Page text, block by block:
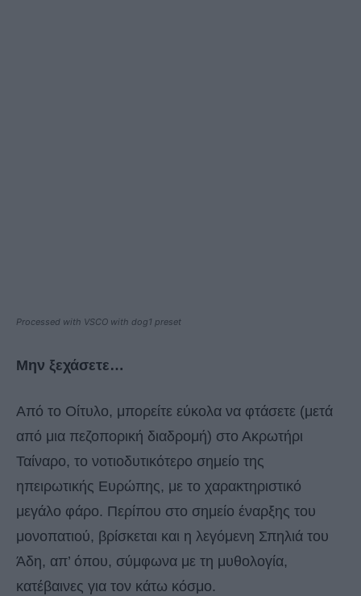
Processed with VSCO with dog1 preset
Μην ξεχάσετε…
Από το Οίτυλο, μπορείτε εύκολα να φτάσετε (μετά
από μια πεζοπορική διαδρομή) στο Ακρωτήρι
Ταίναρο, το νοτιοδυτικότερο σημείο της
ηπειρωτικής Ευρώπης, με το χαρακτηριστικό
μεγάλο φάρο. Περίπου στο σημείο έναρξης του
μονοπατιού, βρίσκεται και η λεγόμενη Σπηλιά του
Άδη, απ’ όπου, σύμφωνα με τη μυθολογία,
κατέβαινες για τον κάτω κόσμο.